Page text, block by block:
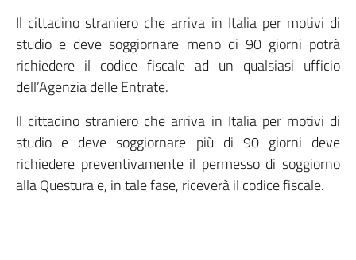
Il cittadino straniero che arriva in Italia per motivi di
studio e deve soggiornare meno di 90 giorni potrà
richiedere il codice fiscale ad un qualsiasi ufficio
dell’Agenzia delle Entrate.
Il cittadino straniero che arriva in Italia per motivi di
studio e deve soggiornare più di 90 giorni deve
richiedere preventivamente il permesso di soggiorno
alla Questura e, in tale fase, riceverà il codice fiscale.